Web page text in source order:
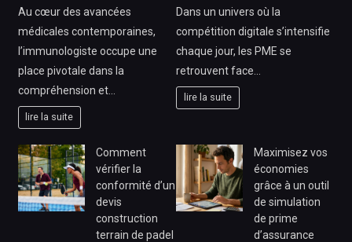
Au cœur des avancées
médicales contemporaines,
l’immunologiste occupe une
place pivotale dans la
compréhension et…
lire la suite
Dans un univers où la
compétition digitale s’intensifie
chaque jour, les PME se
retrouvent face…
lire la suite
Comment
vérifier la
conformité d’un
devis
construction
terrain de padel
Maximisez vos
économies
grâce à un outil
de simulation
de prime
d’assurance